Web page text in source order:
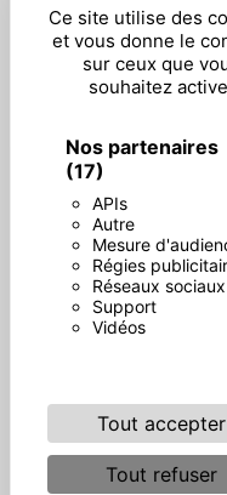
Ce site utilise des
et vous donne le
sur ceux que
souhaitez
Nos partenaires
(17)
APIs
Autre
Mesure
Régies
Réseaux sociaux
Support
Vidéos
Tout accepter
Tout refuser
particulières ci-
** Les données
nécessaires aux fins
dans un fichier
sous-traitants dans le
message. Les
seuls destinataires
d’accès, de
limitation,
tout moment et du
d’une autorité de
vos données post-
par voie postale à
l'adresse . Un
demandé. Nous
de prise de contact
légale aux fins
Vous avez le droit de
au démarchage
Bloctel.gouv.fr.